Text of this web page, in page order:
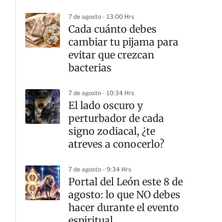
7 de agosto - 13:00 Hrs
Cada cuánto debes
cambiar tu pijama para
evitar que crezcan
bacterias
7 de agosto - 10:34 Hrs
El lado oscuro y
perturbador de cada
signo zodiacal, ¿te
atreves a conocerlo?
7 de agosto - 9:34 Hrs
Portal del León este 8 de
agosto: lo que NO debes
hacer durante el evento